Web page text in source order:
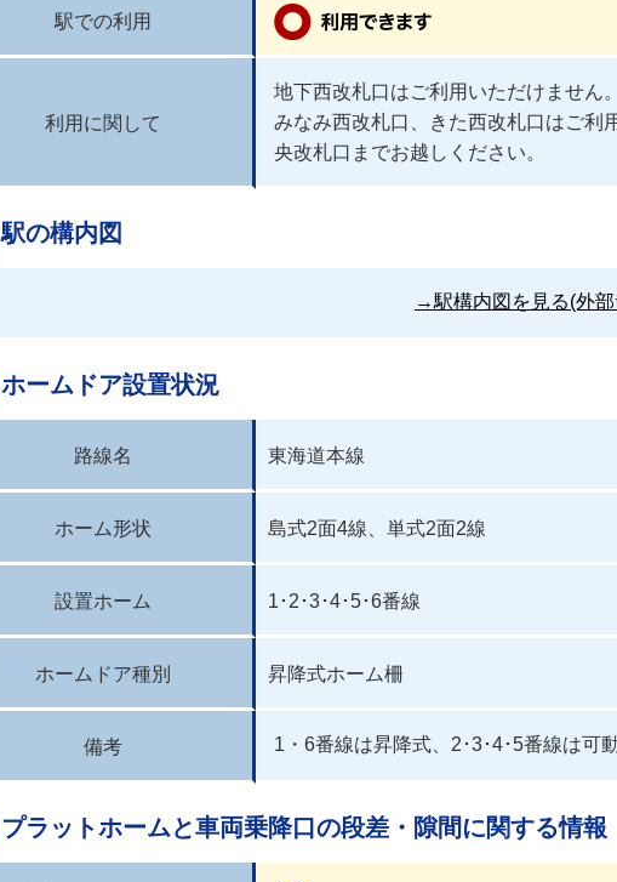
駅での利用
利用に関して
地下西改札口はご利用いただけません。
みなみ西改札口、きた西改札口はご利
央改札口までお越しください。
駅の構内図
→駅構内図を見る(外
ホームドア設置状況
路線名 東海道本線
ホーム形状 島式2面4線、単式2面2線
設置ホーム 1･2･3･4･5･6番線
ホームドア種別 昇降式ホーム柵
備考 1・6番線は昇降式、2･3･4･5番線は可
プラットホームと車両乗降口の段差・隙間に関する情報